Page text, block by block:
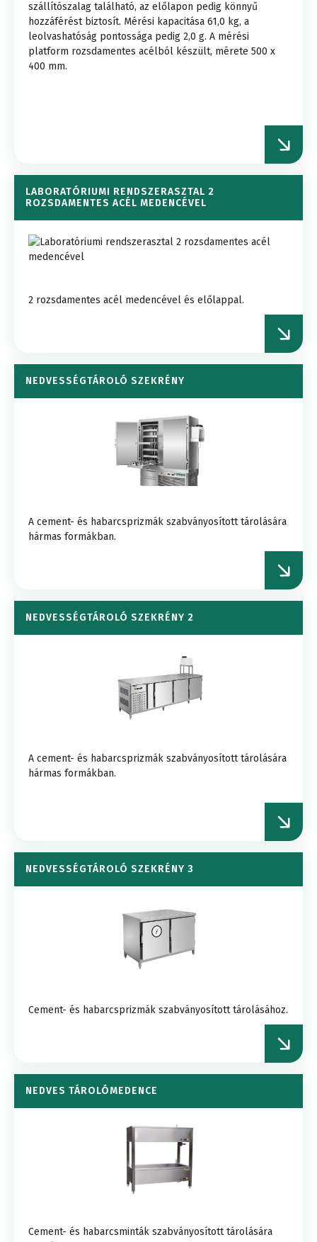
szállítószalag található, az előlapon pedig könnyű
hozzáférést biztosít. Mérési kapacitása 61,0 kg, a
leolvashatóság pontossága pedig 2,0 g. A mérési
platform rozsdamentes acélból készült, mérete 500 x
400 mm.
LABORATÓRIUMI RENDSZERASZTAL 2
ROZSDAMENTES ACÉL MEDENCÉVEL
2 rozsdamentes acél medencével és előlappal.
NEDVESSÉGTÁROLÓ SZEKRÉNY
A cement- és habarcsprizmák szabványosított tárolására
hármas formákban.
NEDVESSÉGTÁROLÓ SZEKRÉNY 2
A cement- és habarcsprizmák szabványosított tárolására
hármas formákban.
NEDVESSÉGTÁROLÓ SZEKRÉNY 3
Cement- és habarcsprizmák szabványosított tárolásához.
NEDVES TÁROLÓMEDENCE
Cement- és habarcsminták szabványosított tárolására